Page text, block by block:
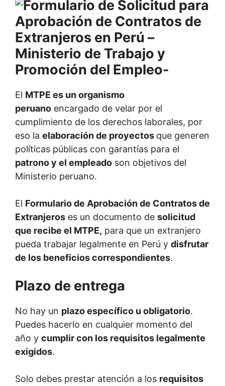
El MTPE es un organismo
peruano encargado de velar por el
cumplimiento de los derechos laborales, por
eso la elaboración de proyectos que generen
políticas públicas con garantías para el
patrono y el empleado son objetivos del
Ministerio peruano.
El Formulario de Aprobación de Contratos de
Extranjeros es un documento de solicitud
que recibe el MTPE, para que un extranjero
pueda trabajar legalmente en Perú y disfrutar
de los beneficios correspondientes.
Plazo de entrega
No hay un plazo específico u obligatorio.
Puedes hacerlo en cualquier momento del
año y cumplir con los requisitos legalmente
exigidos.
Solo debes prestar atención a los requisitos